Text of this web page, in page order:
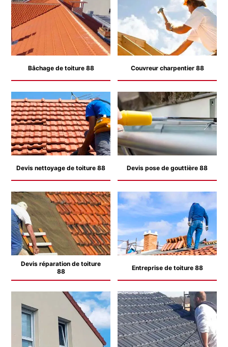
Bâchage de toiture 88 Couvreur charpentier 88
Devis nettoyage de toiture 88 Devis pose de gouttière 88
Devis réparation de toiture
88
Entreprise de toiture 88